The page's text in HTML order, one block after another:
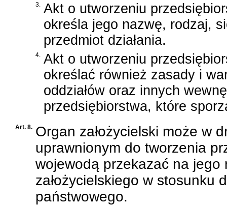
3.
Akt o utworzeniu
określa jego nazwę, rodzaj,
przedmiot działania.
4.
Akt o utworzeniu
określać również zasady i
oddziałów oraz innych
przedsiębiorstwa, które
Art. 8. Organ założycielski może w
uprawnionym do tworzenia
wojewodą przekazać na
założycielskiego w stosunku
państwowego.